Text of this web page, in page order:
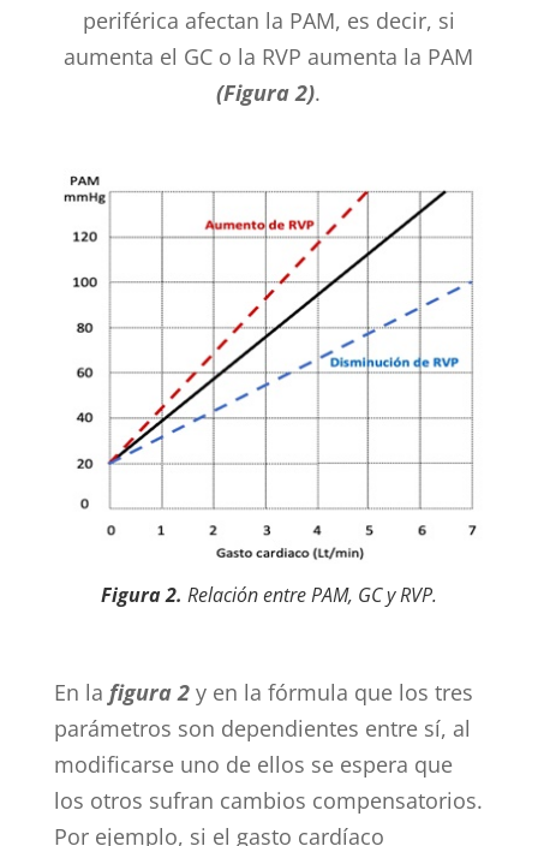
periférica afectan la PAM, es decir, si
aumenta el GC o la RVP aumenta la PAM
(Figura 2).
Figura 2. Relación entre PAM, GC y RVP.
En la figura 2y en la fórmula que los tres
parámetros son dependientes entre sí, al
modificarse uno de ellos se espera que
los otros sufran cambios compensatorios.
Por ejemplo, si el gasto cardíaco